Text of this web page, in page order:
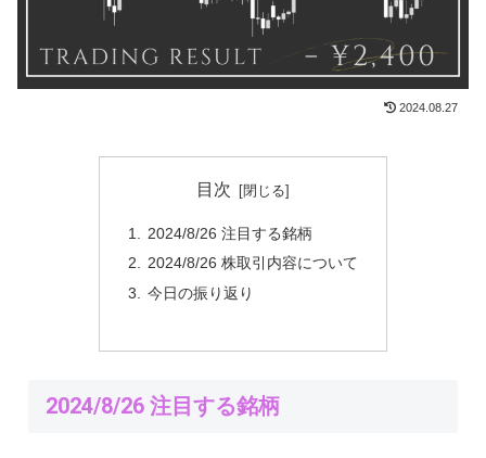
2024.08.27
目次
2024/8/26 注目する銘柄
2024/8/26 株取引内容について
今日の振り返り
2024/8/26 注目する銘柄